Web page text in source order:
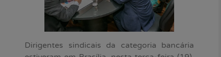
Dirigentes sindicais da categoria bancária